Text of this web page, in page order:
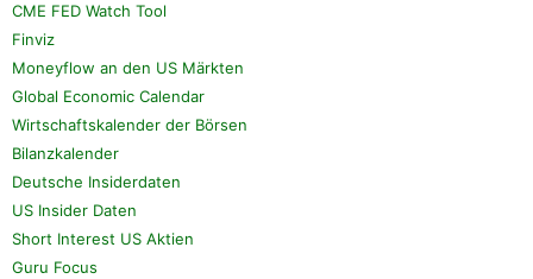
CME FED Watch Tool
Finviz
Moneyflow an den US Märkten
Global Economic Calendar
Wirtschaftskalender der Börsen
Bilanzkalender
Deutsche Insiderdaten
US Insider Daten
Short Interest US Aktien
Guru Focus